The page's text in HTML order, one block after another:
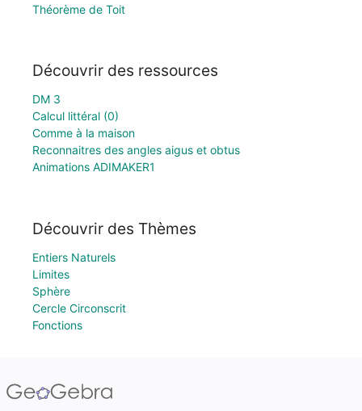
Théorème de Toit
Découvrir des ressources
DM 3
Calcul littéral (0)
Comme à la maison
Reconnaitres des angles aigus et obtus
Animations ADIMAKER1
Découvrir des Thèmes
Entiers Naturels
Limites
Sphère
Cercle Circonscrit
Fonctions